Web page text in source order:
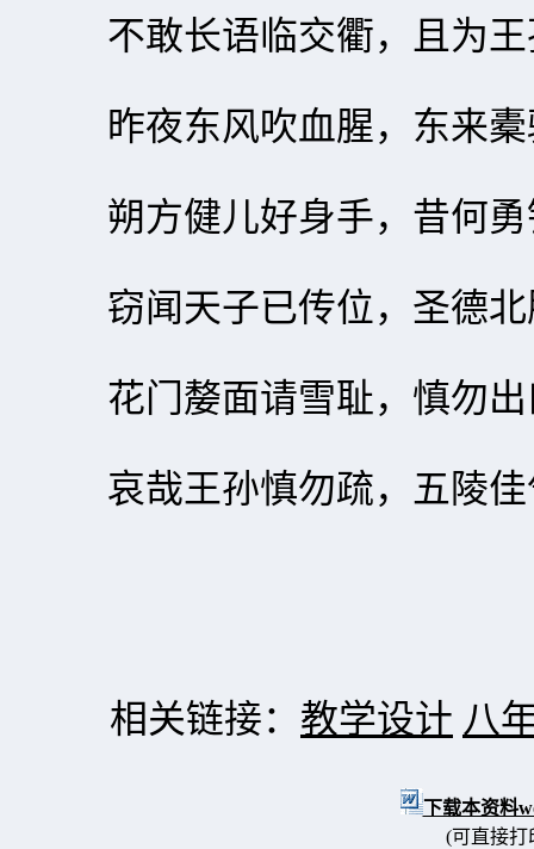
不敢长语临交衢，且为
昨夜东风吹血腥，东来
朔方健儿好身手，昔何
窃闻天子已传位，圣德
花门嫠面请雪耻，慎勿
哀哉王孙慎勿疏，五陵
相关链接： 教学设计 八
下载本资料
(可直接打